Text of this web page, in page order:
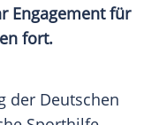
Engagement für
fort.
der Deutschen